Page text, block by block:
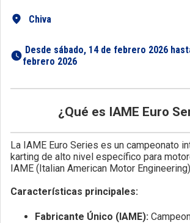
Chiva
febrero 2026
¿Qué es IAME Euro
La IAME Euro Series es un campeonato
karting de alto nivel específico para
IAME (Italian American Motor
Características principales:
Fabricante Único (IAME):